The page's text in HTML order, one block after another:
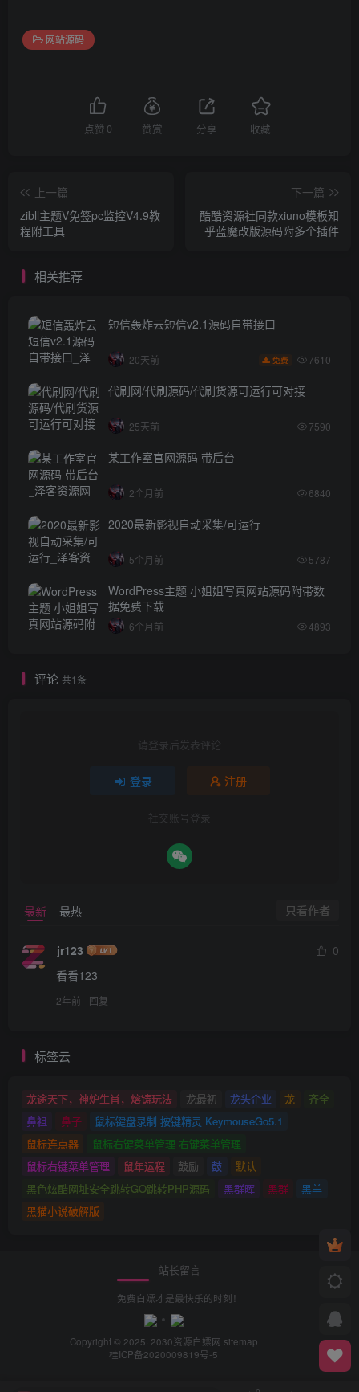
网站源码
点赞 0 赞赏 分享 收藏
上一篇
zibll主题V免签pc监控V4.9教
程附工具
下一篇
酷酷资源社同款xiuno模板知
乎蓝魔改版源码附多个插件
相关推荐
短信轰炸云短信v2.1源码自带接口
20天前 免费 7610
代刷网/代刷源码/代刷货源可运行可对接
25天前 7590
某工作室官网源码 带后台
2个月前 6840
2020最新影视自动采集/可运行
5个月前 5787
WordPress主题 小姐姐写真网站源码附带数
据免费下载
6个月前 4893
评论 共1条
请登录后发表评论
登录 注册
社交账号登录
最新 最热 只看作者
jr123
0
看看123
2年前 回复
标签云
龙途天下，神炉生肖，熔铸玩法 龙最初 龙头企业 龙
齐全
鼻祖
鼻子
鼠标键盘录制 按键精灵 KeymouseGo5.1
鼠标连点器
鼠标右键菜单管理 右键菜单管理
鼠标右键菜单管理
鼠年运程 鼓励 鼓
默认
黑色炫酷网址安全跳转GO跳转PHP源码
黑群晖 黑群
黑羊
黑猫小说破解版
站长留言
免费白嫖才是最快乐的时刻！
Copyright © 2025· 2030资源白嫖网 sitemap
桂ICP备2020009819号-5